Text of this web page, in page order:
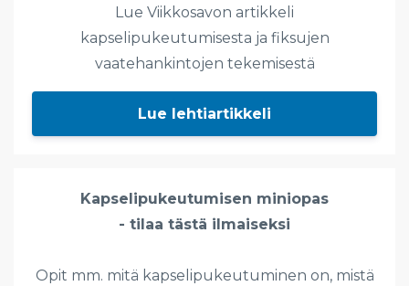
Lue Viikkosavon artikkeli
kapselipukeutumisesta ja fiksujen
vaatehankintojen tekemisestä
Lue lehtiartikkeli
Kapselipukeutumisen miniopas
- tilaa tästä ilmaiseksi
Opit mm. mitä kapselipukeutuminen on, mistä